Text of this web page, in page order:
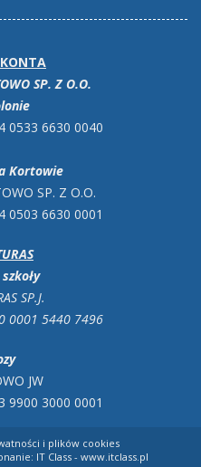
SP. Z O.O.
0533 6630 0040
Kortowie
SP. Z O.O.
0503 6630 0001
SP.J.
0001 5440 7496
JW
9900 3000 0001
i plików cookies
IT Class - www.itclass.pl